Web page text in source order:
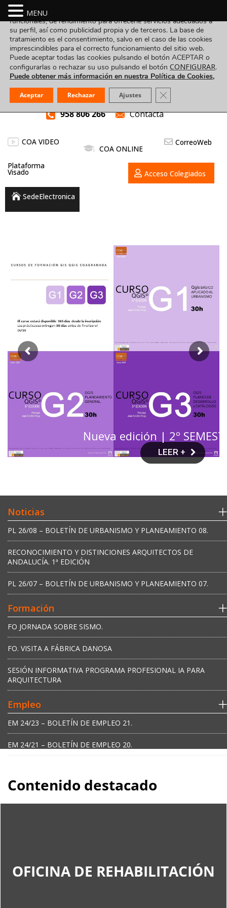
958 806 266 Contacta
COA VIDEO
COA ONLINE
CorreoWeb
Plataforma
Visado Acceso Colegiados
SedeElectronica
+
Noticias
PL 26/08 – BOLETÍN DE URBANISMO Y PLANEAMIENTO 08.
RECONOCIMIENTO Y DISTINCIONES ARQUITECTOS DE
ANDALUCÍA. 1ª EDICIÓN
PL 26/07 – BOLETÍN DE URBANISMO Y PLANEAMIENTO 07.
Formación
FO JORNADA SOBRE SISMO.
FO. VISITA A FÁBRICA DANOSA
SESIÓN INFORMATIVA PROGRAMA PROFESIONAL IA PARA
ARQUITECTURA
Empleo
EM 24/23 – BOLETÍN DE EMPLEO 21.
EM 24/21 – BOLETÍN DE EMPLEO 20.
Contenido destacado
OFICINA DE REHABILITACIÓN
Oficina de información para la tramitación de Ayudas
NEXT GENERATION a la rehabilitación de viviendas y
MENU
Utilizamos cookies propias y de terceros para fines analíticos,
funcionales, de rendimiento para ofrecerle servicios adecuados a
su perfil, así como publicidad propia y de terceros. La base de
tratamiento es el consentimiento, salvo en el caso de las cookies
imprescindibles para el correcto funcionamiento del sitio web.
Puede aceptar todas las cookies pulsando el botón ACEPTAR o
configurarlas o rechazar su uso pulsando el botón CONFIGURAR.
Puede obtener más información en nuestra Política de Cookies,
Aceptar Rechazar Ajustes Cerrar el banner